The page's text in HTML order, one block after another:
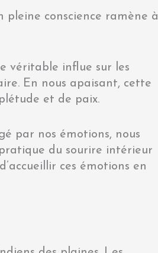
conscience ramène à
véritable influe sur les
En nous apaisant, cette
et de paix.
par nos émotions, nous
du sourire intérieur
ces émotions en